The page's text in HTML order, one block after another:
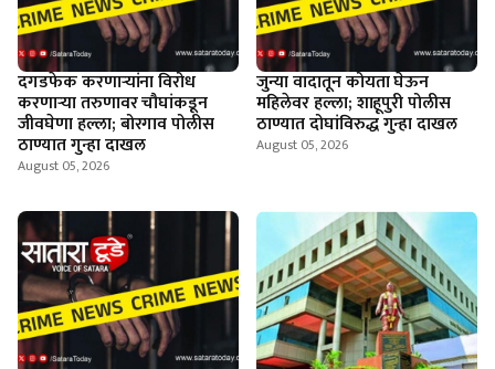
दगडफेक करणार्‍यांना विरोध
करणार्‍या तरुणावर चौघांकडून
जीवघेणा हल्ला; बोरगाव पोलीस
ठाण्यात गुन्हा दाखल
August 05, 2026
जुन्या वादातून कोयता घेऊन
महिलेवर हल्ला; शाहूपुरी पोलीस
ठाण्यात दोघांविरुद्ध गुन्हा दाखल
August 05, 2026